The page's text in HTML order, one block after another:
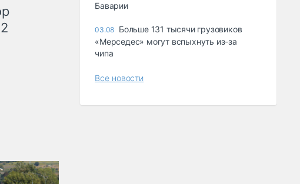
Баварии
03.08 Больше 131 тысячи грузовиков
«Мерседес» могут вспыхнуть из-за
чипа
Все новости